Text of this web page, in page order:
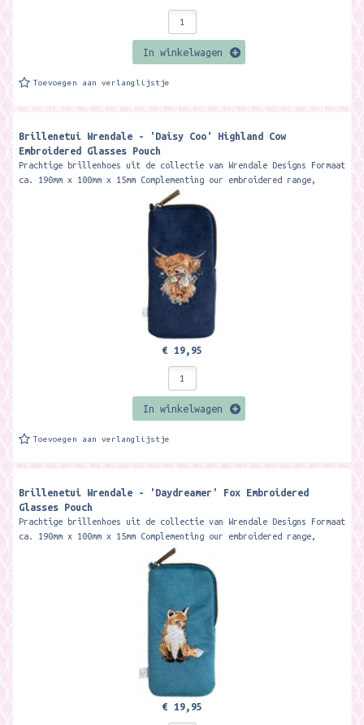
In winkelwagen
Toevoegen aan verlanglijstje
Brillenetui Wrendale - 'Daisy Coo' Highland Cow
Embroidered Glasses Pouch
Prachtige brillenhoes uit de collectie van Wrendale Designs Formaat
ca. 190mm x 100mm x 15mm Complementing our embroidered range,
€ 19,95
In winkelwagen
Toevoegen aan verlanglijstje
Brillenetui Wrendale - 'Daydreamer' Fox Embroidered
Glasses Pouch
Prachtige brillenhoes uit de collectie van Wrendale Designs Formaat
ca. 190mm x 100mm x 15mm Complementing our embroidered range,
€ 19,95